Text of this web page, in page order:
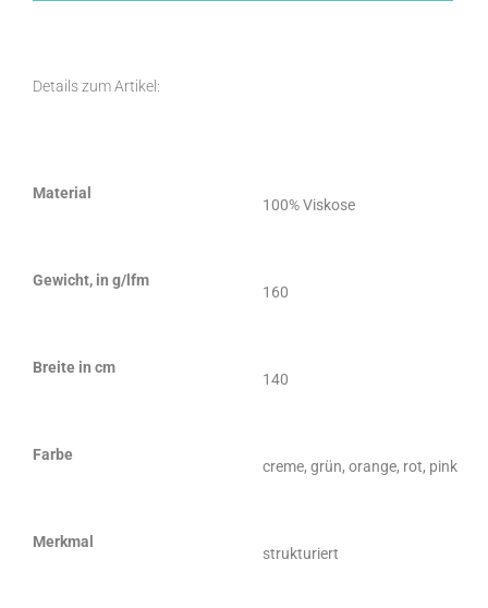
Details zum Artikel:
Material
100% Viskose
Gewicht, in g/lfm
160
Breite in cm
140
Farbe
creme, grün, orange, rot, pink
Merkmal
strukturiert